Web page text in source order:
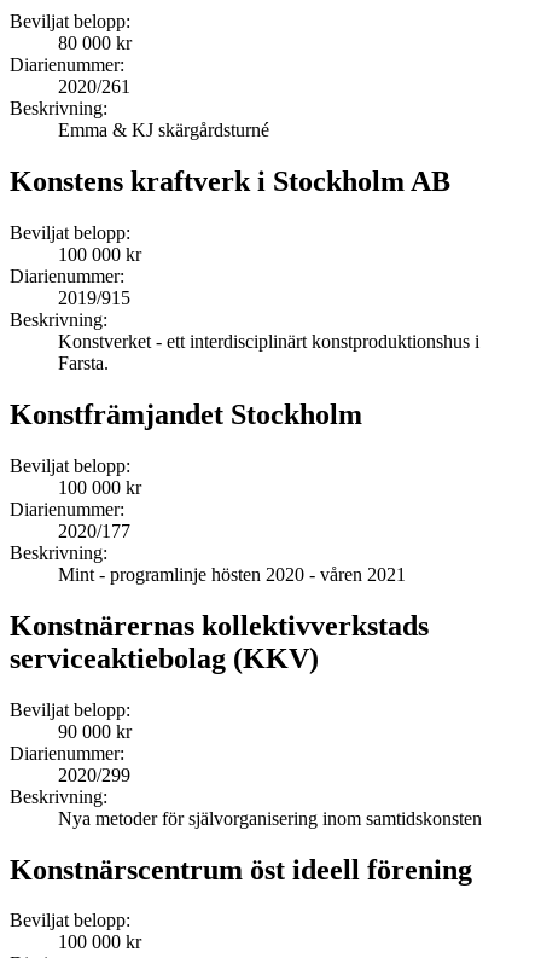
Beviljat belopp:
80 000 kr
Diarienummer:
2020/261
Beskrivning:
Emma & KJ skärgårdsturné
Konstens kraftverk i Stockholm AB
Beviljat belopp:
100 000 kr
Diarienummer:
2019/915
Beskrivning:
Konstverket - ett interdisciplinärt konstproduktionshus i
Farsta.
Konstfrämjandet Stockholm
Beviljat belopp:
100 000 kr
Diarienummer:
2020/177
Beskrivning:
Mint - programlinje hösten 2020 - våren 2021
Konstnärernas kollektivverkstads
serviceaktiebolag (KKV)
Beviljat belopp:
90 000 kr
Diarienummer:
2020/299
Beskrivning:
Nya metoder för självorganisering inom samtidskonsten
Konstnärscentrum öst ideell förening
Beviljat belopp:
100 000 kr